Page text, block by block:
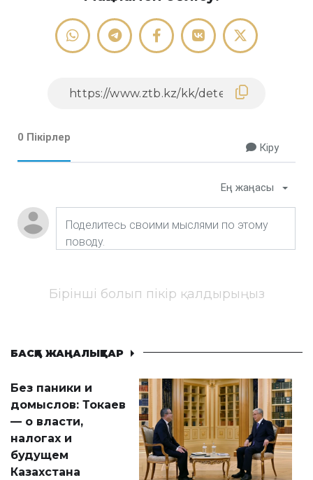
0 Пікірлер
Кіру
Ең жаңасы
Бірінші болып пікір қалдырыңыз
БАСҚА ЖАҢАЛЫҚТАР
Без паники и
домыслов: Токаев
— о власти,
налогах и
будущем
Казахстана